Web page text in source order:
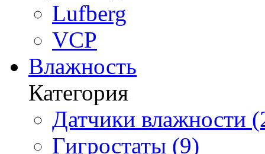
Lufberg
VCP
Влажность
Категория
Датчики влажности
Гигростаты (9)